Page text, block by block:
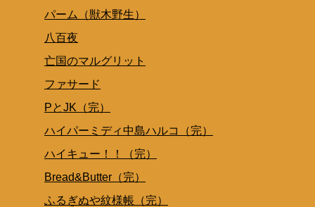
パーム（獣木野生）
八百夜
亡国のマルグリット
ファサード
PとJK（完）
ハイパーミディ中島ハルコ（完）
ハイキュー！！（完）
Bread&Butter（完）
ふるぎぬや紋様帳（完）